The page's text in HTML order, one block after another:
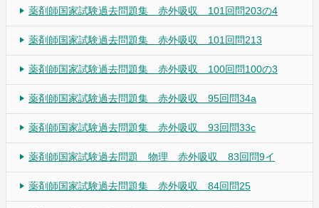
薬剤師国家試験過去問題集 赤外吸収 101回問203の4
薬剤師国家試験過去問題集 赤外吸収 101回問213
薬剤師国家試験過去問題集 赤外吸収 100回問100の3
薬剤師国家試験過去問題集 赤外吸収 95回問34a
薬剤師国家試験過去問題集 赤外吸収 93回問33c
薬剤師国家試験過去問題 物理 赤外吸収 83回問9イ
薬剤師国家試験過去問題集 赤外吸収 84回問25